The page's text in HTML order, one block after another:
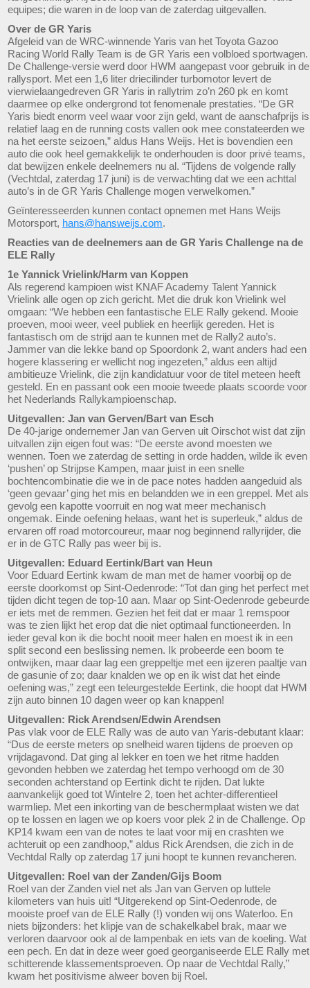
equipes; die waren in de loop van de zaterdag uitgevallen.
Over de GR Yaris
Afgeleid van de WRC-winnende Yaris van het Toyota Gazoo
Racing World Rally Team is de GR Yaris een volbloed sportwagen.
De Challenge-versie werd door HWM aangepast voor gebruik in de
rallysport. Met een 1,6 liter driecilinder turbomotor levert de
vierwielaangedreven GR Yaris in rallytrim zo’n 260 pk en komt
daarmee op elke ondergrond tot fenomenale prestaties. “De GR
Yaris biedt enorm veel waar voor zijn geld, want de aanschafprijs is
relatief laag en de running costs vallen ook mee constateerden we
na het eerste seizoen,” aldus Hans Weijs. Het is bovendien een
auto die ook heel gemakkelijk te onderhouden is door privé teams,
dat bewijzen enkele deelnemers nu al. “Tijdens de volgende rally
(Vechtdal, zaterdag 17 juni) is de verwachting dat we een achttal
auto’s in de GR Yaris Challenge mogen verwelkomen.”
Geïnteresseerden kunnen contact opnemen met Hans Weijs
Motorsport, hans@hansweijs.com.
Reacties van de deelnemers aan de GR Yaris Challenge na de
ELE Rally
1e Yannick Vrielink/Harm van Koppen
Als regerend kampioen wist KNAF Academy Talent Yannick
Vrielink alle ogen op zich gericht. Met die druk kon Vrielink wel
omgaan: “We hebben een fantastische ELE Rally gekend. Mooie
proeven, mooi weer, veel publiek en heerlijk gereden. Het is
fantastisch om de strijd aan te kunnen met de Rally2 auto’s.
Jammer van die lekke band op Spoordonk 2, want anders had een
hogere klassering er wellicht nog ingezeten,” aldus een altijd
ambitieuze Vrielink, die zijn kandidatuur voor de titel meteen heeft
gesteld. En en passant ook een mooie tweede plaats scoorde voor
het Nederlands Rallykampioenschap.
Uitgevallen: Jan van Gerven/Bart van Esch
De 40-jarige ondernemer Jan van Gerven uit Oirschot wist dat zijn
uitvallen zijn eigen fout was: “De eerste avond moesten we
wennen. Toen we zaterdag de setting in orde hadden, wilde ik even
‘pushen’ op Strijpse Kampen, maar juist in een snelle
bochtencombinatie die we in de pace notes hadden aangeduid als
‘geen gevaar’ ging het mis en belandden we in een greppel. Met als
gevolg een kapotte voorruit en nog wat meer mechanisch
ongemak. Einde oefening helaas, want het is superleuk,” aldus de
ervaren off road motorcoureur, maar nog beginnend rallyrijder, die
er in de GTC Rally pas weer bij is.
Uitgevallen: Eduard Eertink/Bart van Heun
Voor Eduard Eertink kwam de man met de hamer voorbij op de
eerste doorkomst op Sint-Oedenrode: “Tot dan ging het perfect met
tijden dicht tegen de top-10 aan. Maar op Sint-Oedenrode gebeurde
er iets met de remmen. Gezien het feit dat er maar 1 remspoor
was te zien lijkt het erop dat die niet optimaal functioneerden. In
ieder geval kon ik die bocht nooit meer halen en moest ik in een
split second een beslissing nemen. Ik probeerde een boom te
ontwijken, maar daar lag een greppeltje met een ijzeren paaltje van
de gasunie of zo; daar knalden we op en ik wist dat het einde
oefening was,” zegt een teleurgestelde Eertink, die hoopt dat HWM
zijn auto binnen 10 dagen weer op kan knappen!
Uitgevallen: Rick Arendsen/Edwin Arendsen
Pas vlak voor de ELE Rally was de auto van Yaris-debutant klaar:
“Dus de eerste meters op snelheid waren tijdens de proeven op
vrijdagavond. Dat ging al lekker en toen we het ritme hadden
gevonden hebben we zaterdag het tempo verhoogd om de 30
seconden achterstand op Eertink dicht te rijden. Dat lukte
aanvankelijk goed tot Wintelre 2, toen het achter-differentieel
warmliep. Met een inkorting van de beschermplaat wisten we dat
op te lossen en lagen we op koers voor plek 2 in de Challenge. Op
KP14 kwam een van de notes te laat voor mij en crashten we
achteruit op een zandhoop,” aldus Rick Arendsen, die zich in de
Vechtdal Rally op zaterdag 17 juni hoopt te kunnen revancheren.
Uitgevallen: Roel van der Zanden/Gijs Boom
Roel van der Zanden viel net als Jan van Gerven op luttele
kilometers van huis uit! “Uitgerekend op Sint-Oedenrode, de
mooiste proef van de ELE Rally (!) vonden wij ons Waterloo. En
niets bijzonders: het klipje van de schakelkabel brak, maar we
verloren daarvoor ook al de lampenbak en iets van de koeling. Wat
een pech. En dat in deze weer goed georganiseerde ELE Rally met
schitterende klassementsproeven. Op naar de Vechtdal Rally,”
kwam het positivisme alweer boven bij Roel.